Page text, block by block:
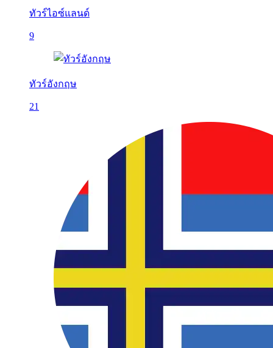
ทัวร์ไอซ์แลนด์
9
ทัวร์อังกฤษ
21